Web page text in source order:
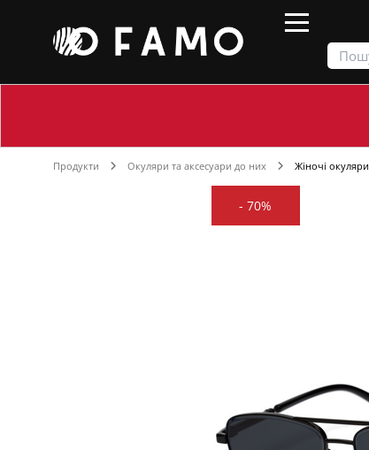
Продукти Окуляри та аксесуари до них Жіночі окуляри
-70%